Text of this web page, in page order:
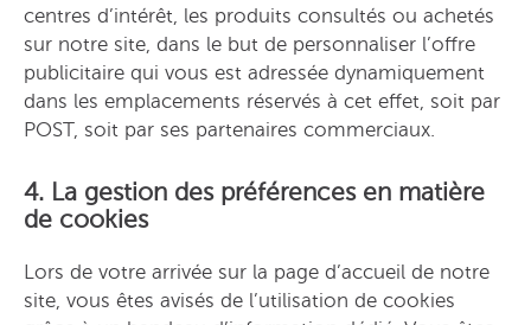
centres d’intérêt, les produits consultés ou achetés
sur notre site, dans le but de personnaliser l’offre
publicitaire qui vous est adressée dynamiquement
dans les emplacements réservés à cet effet, soit par
POST, soit par ses partenaires commerciaux.
4. La gestion des préférences en matière
de cookies
Lors de votre arrivée sur la page d’accueil de notre
site, vous êtes avisés de l’utilisation de cookies